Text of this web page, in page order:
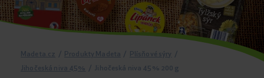
Madeta.cz / Produkty Madeta / Plísňové sýry /
Jihočeská niva 45% / Jihočeská niva 45% 200 g